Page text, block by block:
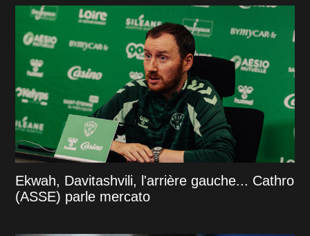
Ekwah, Davitashvili, l'arrière gauche... Cathro
(ASSE) parle mercato